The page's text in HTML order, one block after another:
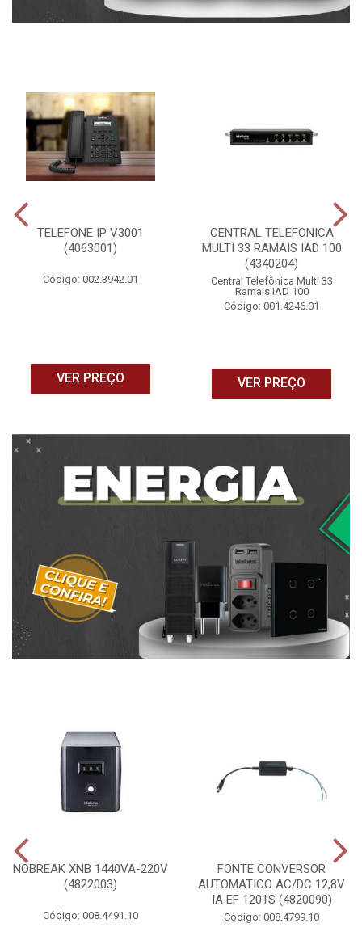
TELEFONE IP V3001
(4063001)
Código: 002.3942.01
VER PREÇO
CENTRAL TELEFONICA
MULTI 33 RAMAIS IAD 100
(4340204)
Central Telefônica Multi 33
Ramais IAD 100
Código: 001.4246.01
VER PREÇO
NOBREAK XNB 1440VA-220V
(4822003)
Código: 008.4491.10
FONTE CONVERSOR
AUTOMATICO AC/DC 12,8V
IA EF 1201S (4820090)
Código: 008.4799.10